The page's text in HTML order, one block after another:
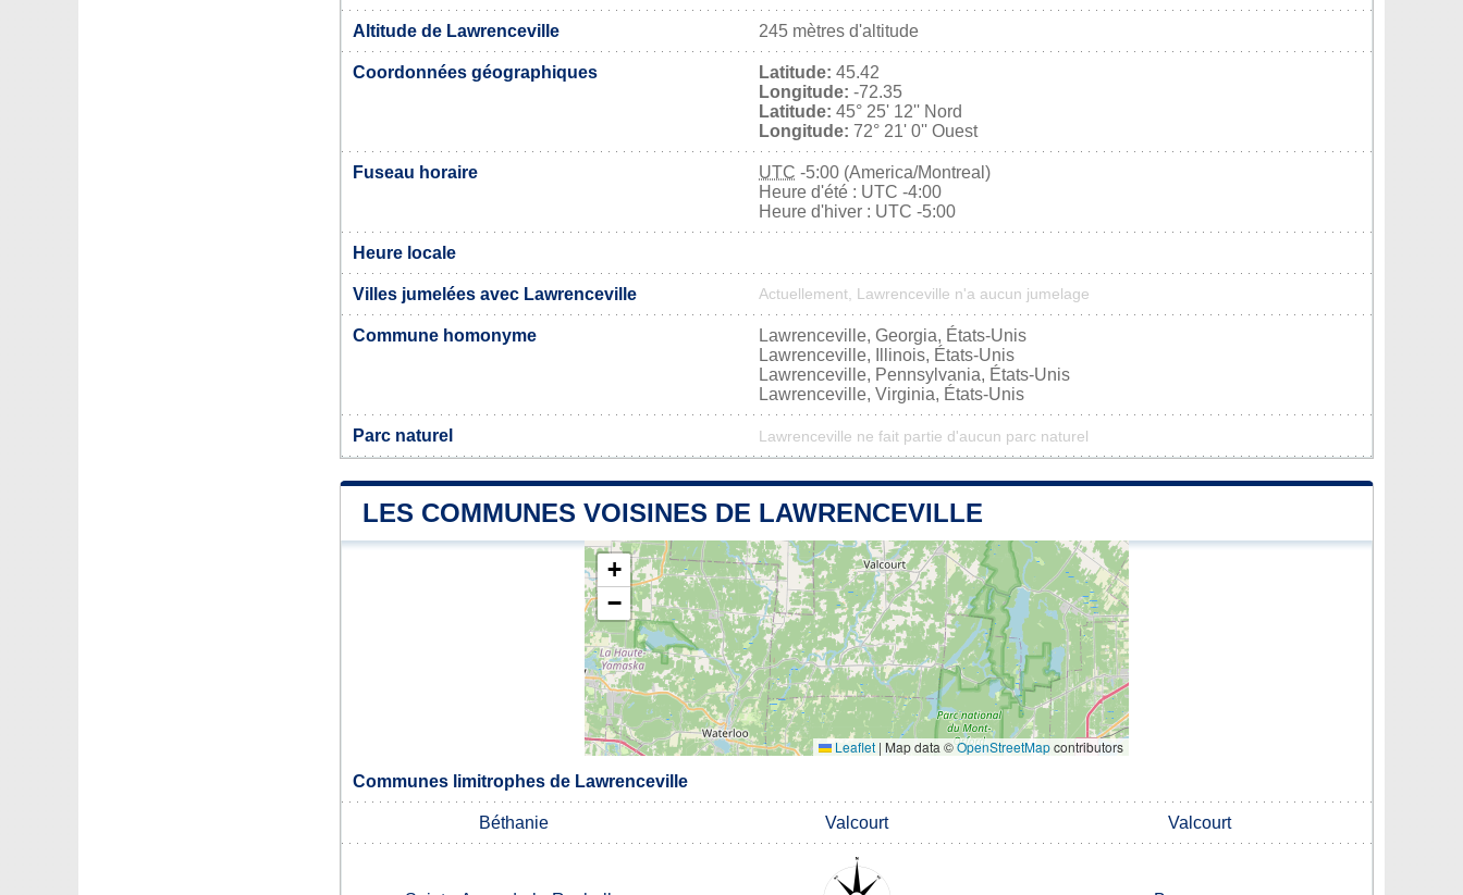
Altitude de Lawrenceville 245 mètres d'altitude
Coordonnées géographiques Latitude: 45.42
Longitude: -72.35
Latitude: 45° 25' 12'' Nord
Longitude: 72° 21' 0'' Ouest
Fuseau horaire UTC -5:00 (America/Montreal)
Heure d'été : UTC -4:00
Heure d'hiver : UTC -5:00
Heure locale
Villes jumelées avec Lawrenceville Actuellement, Lawrenceville n'a aucun jumelage
Commune homonyme
Lawrenceville, Georgia, États-Unis
Lawrenceville, Illinois, États-Unis
Lawrenceville, Pennsylvania, États-Unis
Lawrenceville, Virginia, États-Unis
Parc naturel Lawrenceville ne fait partie d'aucun parc naturel
LES COMMUNES VOISINES DE LAWRENCEVILLE
+
−
Leaflet | Map data ©OpenStreetMapcontributors
Communes limitrophes de Lawrenceville
Béthanie Valcourt Valcourt